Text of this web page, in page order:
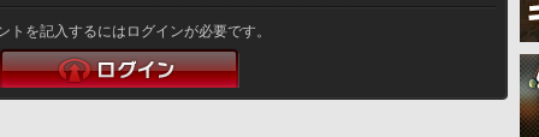
トを記入するにはログインが必要です。